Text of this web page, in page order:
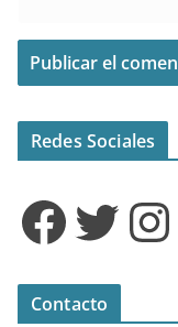
Redes Sociales
Facebook Twitter Instagram
Contacto